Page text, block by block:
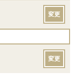
変更
変更